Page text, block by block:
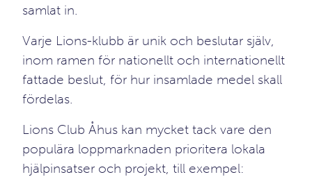
samlat in.
Varje Lions-klubb är unik och beslutar själv,
inom ramen för nationellt och internationellt
fattade beslut, för hur insamlade medel skall
fördelas.
Lions Club Åhus kan mycket tack vare den
populära loppmarknaden prioritera lokala
hjälpinsatser och projekt, till exempel: